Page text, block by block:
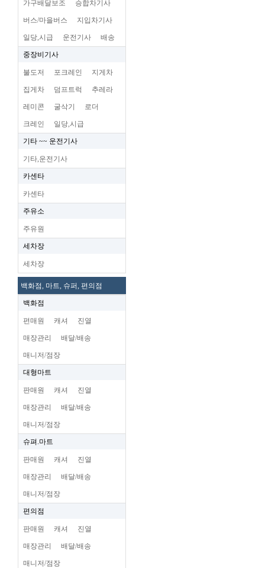
가구배달보조 승합차기사
버스/마을버스 지입차기사
일당,시급 운전기사 배송
중장비기사
불도저 포크레인 지게차
집게차 덤프트럭 추레라
레미콘 굴삭기 로더
크레인 일당,시급
기타 ~~ 운전기사
기타,운전기사
카센타
카센타
주유소
주유원
세차장
세차장
백화점, 마트, 슈퍼, 편의점
백화점
편매원 캐셔 진열
매장관리 배달/배송
매니저/점장
대형마트
판매원 캐셔 진열
매장관리 배달/배송
매니저/점장
슈펴.마트
판매원 캐셔 진열
매장관리 배달/배송
매니저/점장
편의점
판매원 캐셔 진열
매장관리 배달/배송
매니저/점장